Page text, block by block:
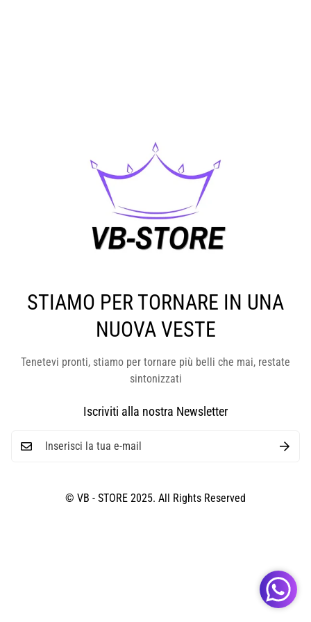
STIAMO PER TORNARE IN UNA
NUOVA VESTE
Tenetevi pronti, stiamo per tornare più belli che mai, restate
sintonizzati
Iscriviti alla nostra Newsletter
© VB - STORE 2025. All Rights Reserved